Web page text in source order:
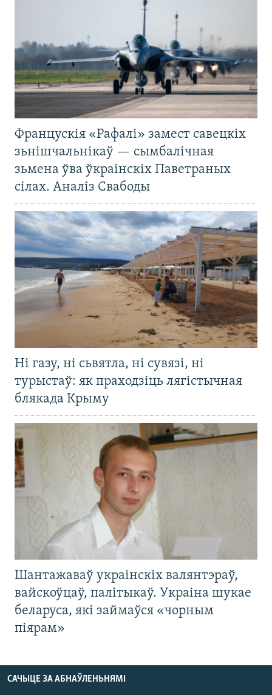
Францускія «Рафалі» замест савецкіх
зьнішчальнікаў — сымбалічная
зьмена ўва ўкраінскіх Паветраных
сілах. Аналіз Свабоды
Ні газу, ні сьвятла, ні сувязі, ні
турыстаў: як праходзіць лягістычная
блякада Крыму
Шантажаваў украінскіх валянтэраў,
вайскоўцаў, палітыкаў. Украіна шукае
беларуса, які займаўся «чорным
піярам»
САЧЫЦЕ ЗА АБНАЎЛЕНЬНЯМІ